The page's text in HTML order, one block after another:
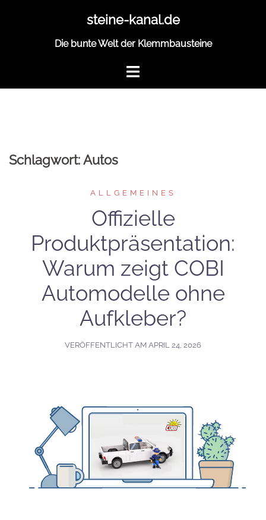
steine-kanal.de
Die bunte Welt der Klemmbausteine
Schlagwort:Autos
ALLGEMEINES
Offizielle
Produktpräsentation:
Warum zeigt COBI
Automodelle ohne
Aufkleber?
VERÖFFENTLICHT AM APRIL 24, 2026